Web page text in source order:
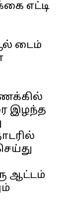
எட்டி
டைம்
இழந்த
ஆட்டம்